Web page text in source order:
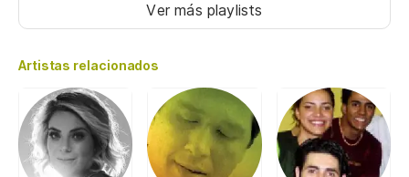
Ver más playlists
Artistas relacionados